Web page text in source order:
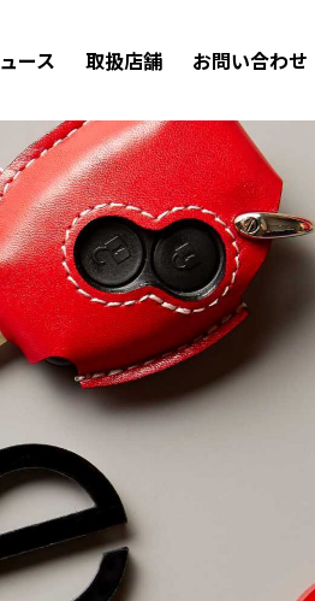
BMW
ツ
スマート
ース 取扱店舗 お問い合わせ